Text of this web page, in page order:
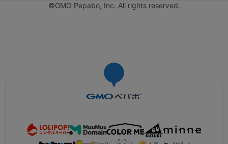
©GMO Pepabo, Inc. All rights reserved.